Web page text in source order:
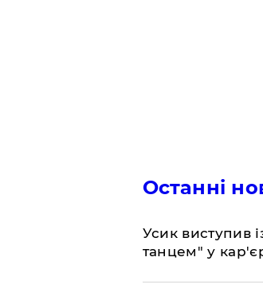
Останні
​Усик виступив
танцем" у